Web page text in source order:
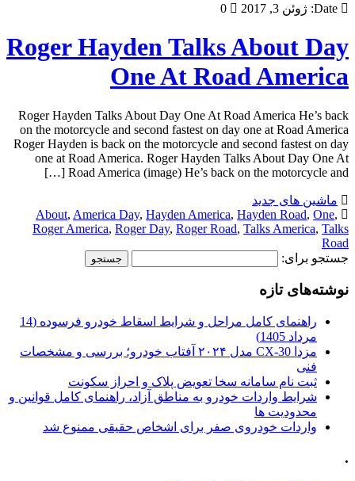
Date: ژوئن 3, 2017 0
Roger Hayden Talks About Day
One At Road America
Roger Hayden Talks About Day One At Road America He’s back
on the motorcycle and second fastest on day one at Road America
Roger Hayden is back on the motorcycle and second fastest on day
one at Road America. Roger Hayden Talks About Day One At
Road America (image) He’s back on the motorcycle and […]
ماشین های جدید
About, America Day, Hayden America, Hayden Road, One,
Roger America, Roger Day, Roger Road, Talks America, Talks
Road
جستجو برای:
نوشته‌های تازه
راهنمای کامل مراحل و شرایط اسقاط خودرو فرسوده (14
مرداد 1405)
مزدا CX-30 مدل ۲۰۲۴ آفتاب خودرو؛ بررسی و مشخصات
فنی
ثبت نام سامانه سخا تعویض پلاک و احراز سکونت
شرایط واردات خودرو به مناطق آزاد، راهنمای کامل قوانین و
محدودیت ها
واردات خودروی صفر برای اشخاص حقیقی ممنوع شد
.